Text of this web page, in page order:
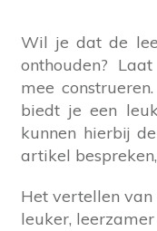
Wil je dat de
onthouden?
mee
biedt je een
kunnen hierbij
artikel
Het vertellen
leuker,